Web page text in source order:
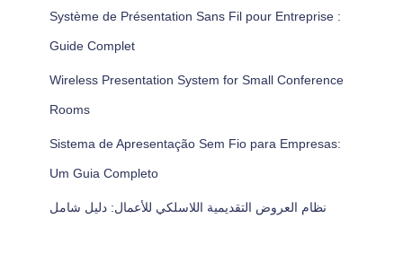
Système de Présentation Sans Fil pour Entreprise :
Guide Complet
Wireless Presentation System for Small Conference
Rooms
Sistema de Apresentação Sem Fio para Empresas:
Um Guia Completo
نظام العروض التقديمية اللاسلكي للأعمال: دليل شامل